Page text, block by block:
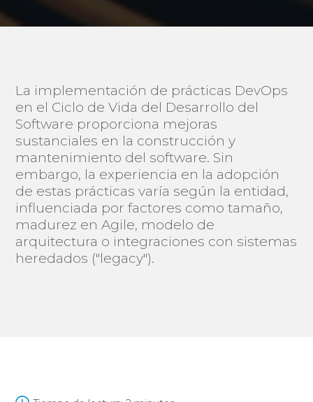
La implementación de prácticas DevOps
en el Ciclo de Vida del Desarrollo del
Software proporciona mejoras
sustanciales en la construcción y
mantenimiento del software. Sin
embargo, la experiencia en la adopción
de estas prácticas varía según la entidad,
influenciada por factores como tamaño,
madurez en Agile, modelo de
arquitectura o integraciones con sistemas
heredados ("legacy").